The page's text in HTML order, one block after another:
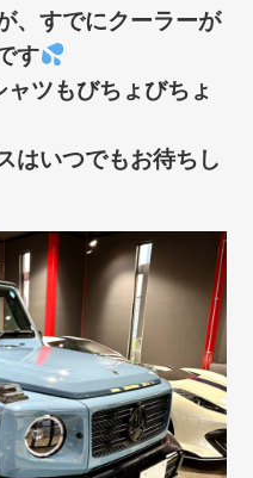
、すでにクーラーが
す
ツもびちょびちょ
はいつでもお待ちし